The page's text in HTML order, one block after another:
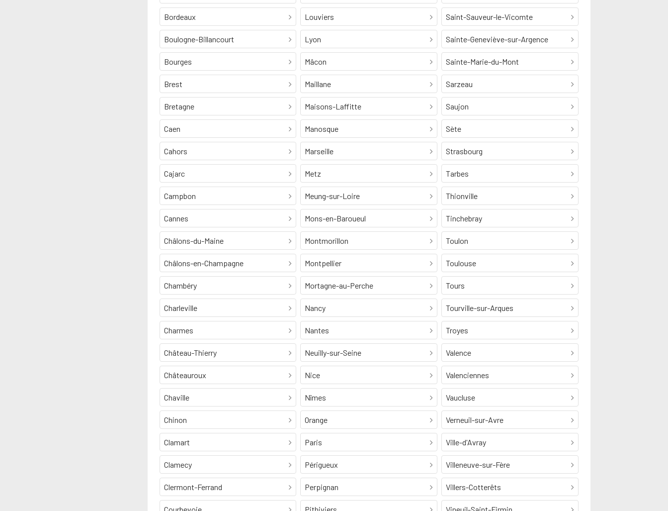
Bordeaux
Boulogne-Billancourt
Bourges
Brest
Bretagne
Caen
Cahors
Cajarc
Campbon
Cannes
Châlons-du-Maine
Châlons-en-Champagne
Chambéry
Charleville
Charmes
Château-Thierry
Châteauroux
Chaville
Chinon
Clamart
Clamecy
Clermont-Ferrand
Louviers
Lyon
Mâcon
Maillane
Maisons-Laffitte
Manosque
Marseille
Metz
Meung-sur-Loire
Mons-en-Baroueul
Montmorillon
Montpellier
Mortagne-au-Perche
Nancy
Nantes
Neuilly-sur-Seine
Nice
Nîmes
Orange
Paris
Périgueux
Perpignan
Saint-Sauveur-le-Vicomte
Sainte-Geneviève-sur-Argence
Sainte-Marie-du-Mont
Sarzeau
Saujon
Sète
Strasbourg
Tarbes
Thionville
Tinchebray
Toulon
Toulouse
Tours
Tourville-sur-Arques
Troyes
Valence
Valenciennes
Vaucluse
Verneuil-sur-Avre
Ville-d'Avray
Villeneuve-sur-Fère
Villers-Cotterêts